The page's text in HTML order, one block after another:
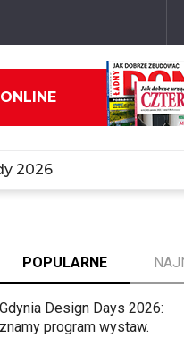
2026
POPULARNE
Gdynia Design Days 2026:
znamy program wystaw.